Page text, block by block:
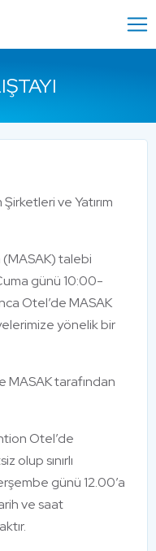
ve Yatırım
(MASAK) talebi
günü 10:00-
Otel’de MASAK
yönelik bir
MASAK tarafından
Otel’de
olup sınırlı
günü 12.00’a
ve saat